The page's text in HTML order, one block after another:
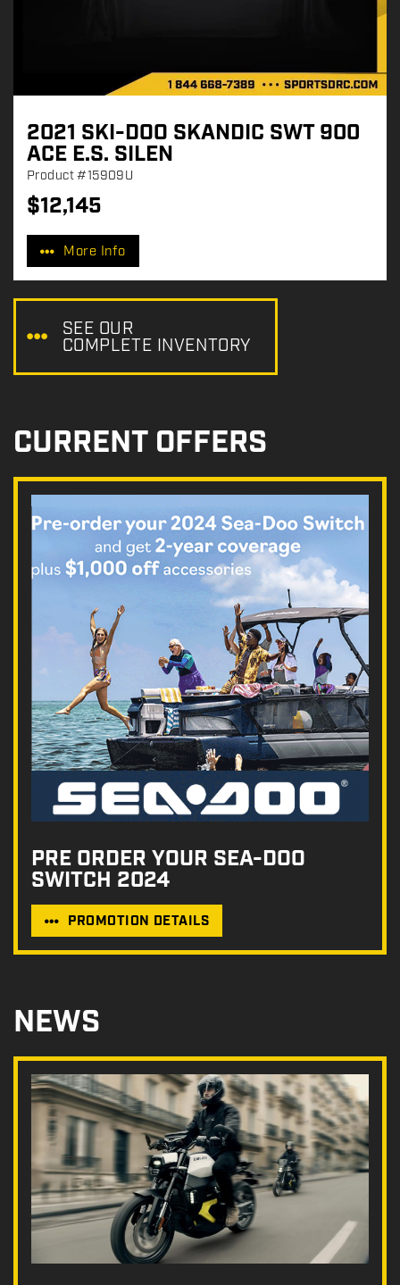
2021 SKI-DOO SKANDIC SWT 900
ACE E.S. SILEN
Product#15909U
P
r
c
$12,145
More Info
SEE OUR
COMPLETE INVENTORY
CURRENT OFFERS
PRE ORDER YOUR SEA-DOO
SWITCH 2024
PROMOTION DETAILS
NEWS